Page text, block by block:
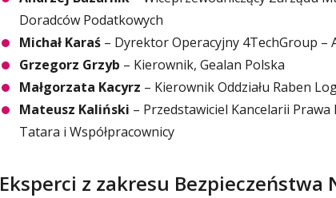
Doradców Podatkowych
Michał Karaś – Dyrektor Operacyjny 4TechGroup –
Grzegorz Grzyb – Kierownik, Gealan Polska
Małgorzata Kacyrz – Kierownik Oddziału Raben
Mateusz Kaliński – Przedstawiciel Kancelarii
Tatara i Współpracownicy
Eksperci z zakresu Bezpieczeństwa